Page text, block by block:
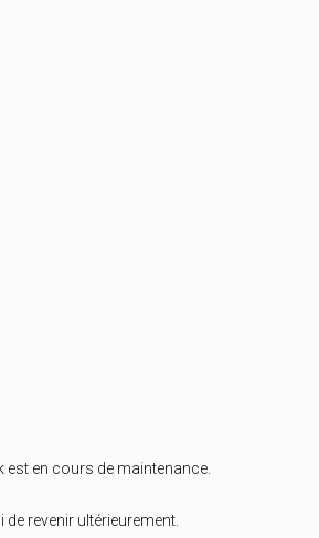
est en cours de maintenance.
de revenir ultérieurement.